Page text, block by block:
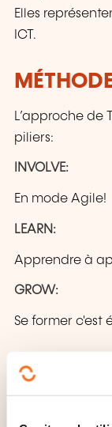
Elles
ICT.
L’approche de
piliers:
INVOLVE:
En mode Agile!
LEARN:
Apprendre à
GROW:
Se former c'est